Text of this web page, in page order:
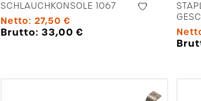
SCHLAUCHKONSOLE 1067
Netto: 27,50 €
Brutto: 33,00€